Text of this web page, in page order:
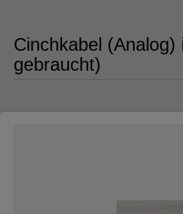
Cinchkabel
gebraucht)